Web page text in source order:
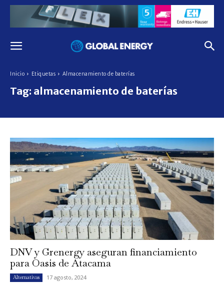
Inicio Etiquetas Almacenamiento de baterías
Tag: almacenamiento de baterías
DNV y Grenergy aseguran financiamiento
para Oasis de Atacama
Alternativas 17 agosto, 2024